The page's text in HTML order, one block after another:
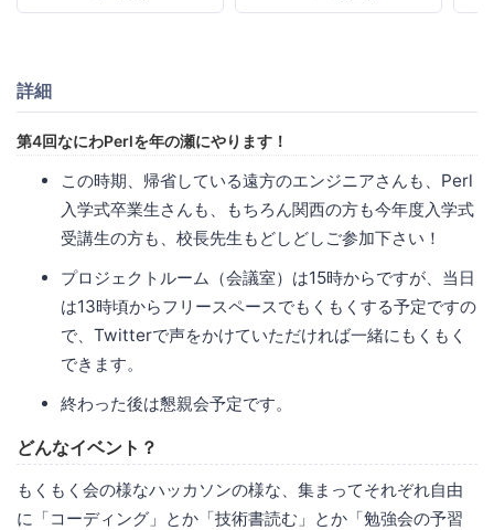
詳細
第4回なにわPerlを年の瀬にやります！
この時期、帰省している遠方のエンジニアさんも、Perl
入学式卒業生さんも、もちろん関西の方も今年度入学式
受講生の方も、校長先生もどしどしご参加下さい！
プロジェクトルーム（会議室）は15時からですが、当日
は13時頃からフリースペースでもくもくする予定ですの
で、Twitterで声をかけていただければ一緒にもくもく
できます。
終わった後は懇親会予定です。
どんなイベント？
もくもく会の様なハッカソンの様な、集まってそれぞれ自由
に「コーディング」とか「技術書読む」とか「勉強会の予習